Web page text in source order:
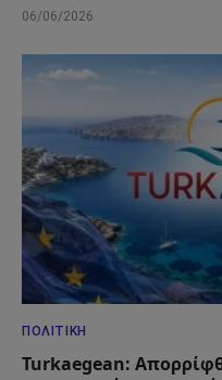
06/06/2026
ΠΟΛΙΤΙΚΉ
Turkaegean: